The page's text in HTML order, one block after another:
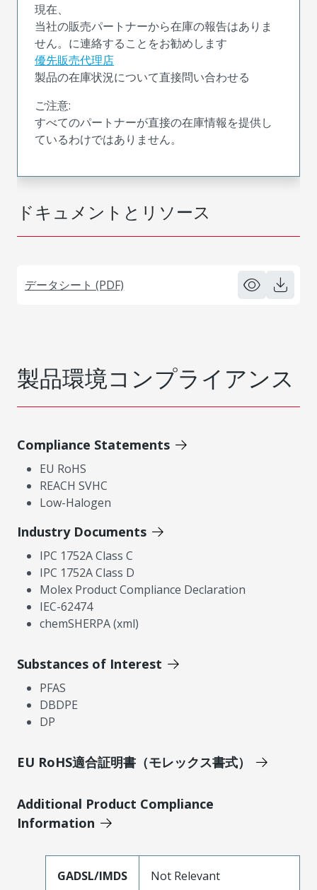
ドキュメントとリソース
データシート (PDF)
現在、
当社の販売パートナーから在庫の報告はありま
せん。に連絡することをお勧めします
優先販売代理店
製品の在庫状況について直接問い合わせる
ご注意:
すべてのパートナーが直接の在庫情報を提供し
ているわけではありません。
製品環境コンプライアンス
Compliance Statements
EU RoHS
REACH SVHC
Low-Halogen
Industry Documents
IPC 1752A Class C
IPC 1752A Class D
Molex Product Compliance Declaration
IEC-62474
chemSHERPA (xml)
Substances of Interest
PFAS
DBDPE
DP
EU RoHS適合証明書（モレックス書式）
Additional Product Compliance
Information
GADSL/IMDS Not Relevant